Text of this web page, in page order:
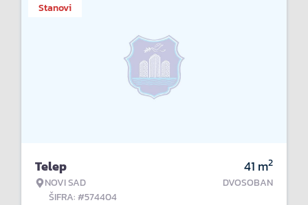
Stanovi
Telep
NOVI SAD
ŠIFRA: #574404
41 m2
DVOSOBAN